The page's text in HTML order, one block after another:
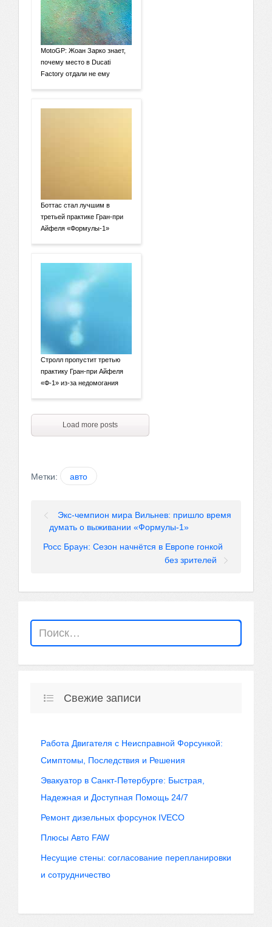
MotoGP: Жоан Зарко знает,
почему место в Ducati
Factory отдали не ему
Боттас стал лучшим в
третьей практике Гран-при
Айфеля «Формулы-1»
Стролл пропустит третью
практику Гран-при Айфеля
«Ф-1» из-за недомогания
Load more posts
Метки: авто
Экс-чемпион мира Вильнев: пришло время
думать о выживании «Формулы-1»
Росс Браун: Сезон начнётся в Европе гонкой
без зрителей
Свежие записи
Работа Двигателя с Неисправной Форсункой:
Симптомы, Последствия и Решения
Эвакуатор в Санкт-Петербурге: Быстрая,
Надежная и Доступная Помощь 24/7
Ремонт дизельных форсунок IVECO
Плюсы Авто FAW
Несущие стены: согласование перепланировки
и сотрудничество